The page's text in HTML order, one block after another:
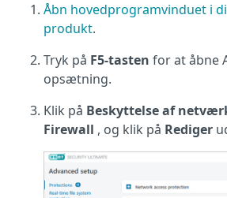
Åbn hovedprogramvinduet i
produkt.
Tryk på F5-tasten for at åbne
opsætning.
Klik på Beskyttelse af
Firewall , og klik på Rediger